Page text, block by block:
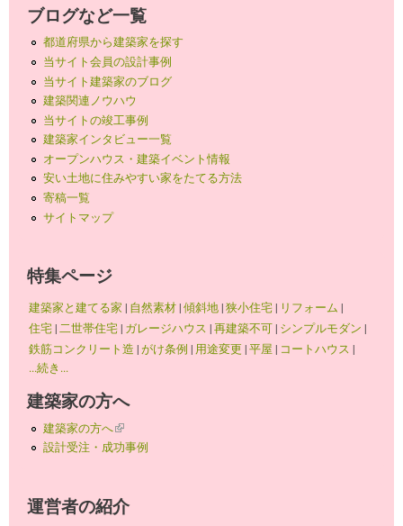
ブログなど一覧
都道府県から建築家を探す
当サイト会員の設計事例
当サイト建築家のブログ
建築関連ノウハウ
当サイトの竣工事例
建築家インタビュー一覧
オープンハウス・建築イベント情報
安い土地に住みやすい家をたてる方法
寄稿一覧
サイトマップ
特集ページ
建築家と建てる家 | 自然素材|傾斜地|狭小住宅| リフォーム |
住宅|二世帯住宅| ガレージハウス |再建築不可| シンプルモダン |
鉄筋コンクリート造 |がけ条例 | 用途変更 |平屋 | コートハウス |
...続き...
建築家の方へ
建築家の方へ(link is external)
設計受注・成功事例
運営者の紹介